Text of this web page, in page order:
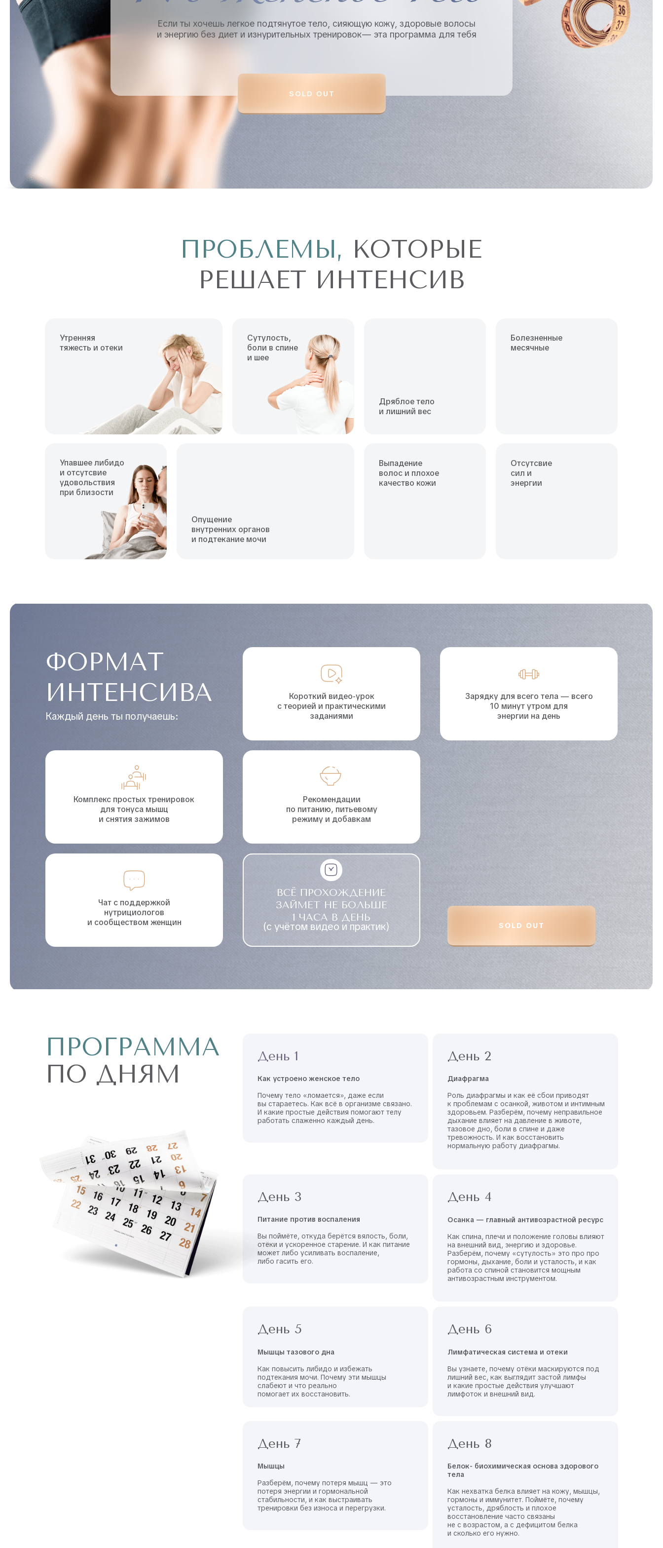
Если ты хочешь легкое подтянутое тело, сияющую кожу, здоровые волосы
и энергию без диет и изнурительных тренировок— эта программа для тебя
SOLD OUT
ПРОБЛЕМЫ, КОТОРЫЕ
РЕШАЕТ ИНТЕНСИВ
Утренняя
тяжесть и отеки
Сутулость,
боли в спине
и шее
Дряблое тело
и лишний вес
Упавшее либидо
и отсутсвие
удовольствия
при близости
Опущение
внутренних органов
и подтекание мочи
Болезненные
месячные
Выпадение
волос и плохое
качество кожи
Отсутсвие
сил и
энергии
Каждый день ты получаешь:
ФОРМАТ
ИНТЕНСИВА
Короткий видео-урок
с теорией и практическими
заданиями
Рекомендации
по питанию, питьевому
режиму и добавкам
Зарядку для всего тела — всего
10 минут утром для
энергии на день
Чат с поддержкой
нутрициологов
и сообществом женщин
Комплекс простых тренировок
для тонуса мышц
и снятия зажимов
(с учётом видео и практик)
ВСЁ ПРОХОЖДЕНИЕ
ЗАЙМЕТ НЕ БОЛЬШЕ
1 ЧАСА В ДЕНЬ
SOLD OUT
ПРОГРАММА
ПО ДНЯМ
День 1
День 3
День 5
День 7
День 2
День 4
День 6
День 8
Как устроено женское тело
Почему тело «лома ется», даже если
вы стараетесь. Как всё в организме связано.
И какие простые действия помогают телу
работать слаженно каждый день.
Питание против воспаления
Вы поймёте, откуда берётся вялость, боли,
отёки и ускоренное старение. И как питание
может либо усиливать воспаление,
либо гасить его.
Мышцы тазового дна
Как повысить либидо и избежать
подтекания мочи. Почему эти мышцы
слабеют и что реально
помогает их восстановить.
Лимфатическая система и отеки
Вы узнаете, почему отёки маскируются под
лишний вес, как выглядит застой лимфы
и какие простые действия улучшают
лимфоток и внешний вид.
Диафрагма
Роль диафрагмы и как её сбои приводят
к проблемам с осанкой, животом и интимным
здоровьем. Разберём, почему неправильное
дыхание влияет на давление в животе,
тазовое дно, боли в спине и даже
тревожность. И как восстановить
нормальную работу диафрагмы.
Осанка — главный антивозрастной ресурс
Как спина, плечи и положение головы влияют
на внешний вид, энергию и здоровье.
Разберём, почему «сутулость» это про про
гормоны, дыхание, боли и усталость, и как
работа со спиной становится мощным
антивозрастным инструментом.
Мышцы
Разберём, почему потеря мышц — это
потеря энергии и гормональной
стабильности, и как выстраивать
тренировки без износа и перегрузки.
Белок- биохимическая основа здорового
тела
Как нехватка белка влияет на кожу, мышцы,
гормоны и иммунитет. Поймёте, почему
усталость, дряблость и плохое
восстановление часто связаны
не с возрастом, а с дефицитом белка
и сколько его нужно.